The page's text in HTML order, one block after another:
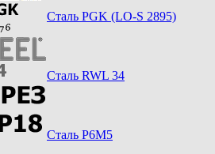
Сталь PGK (LO-S 2895)
Сталь RWL 34
Сталь Р6М5